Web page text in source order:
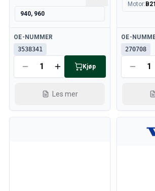
940, 960
Tilgjengelig
OE-NUMMER
3538341
Kjøp
Les mer
Motor:
Tilgjengelig
OE-
270708